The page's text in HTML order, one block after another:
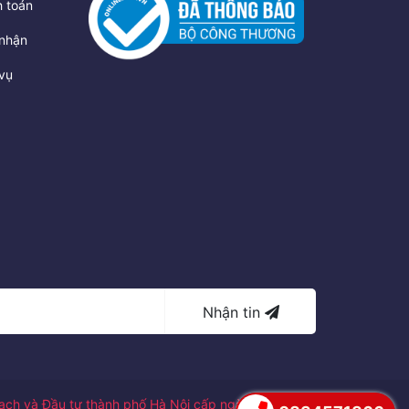
toán
Nhận tin
và Đầu tư thành phố Hà Nội cấp ngày